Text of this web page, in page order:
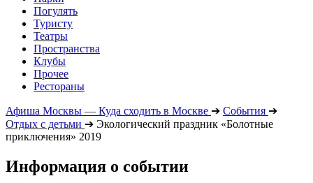
Погулять
Туристу
Театры
Пространства
Клубы
Прочее
Рестораны
Афиша Москвы — Куда сходить в Москве ➔ События ➔
Отдых с детьми ➔ Экологический праздник «Болотные
приключения» 2019
Информация о событии